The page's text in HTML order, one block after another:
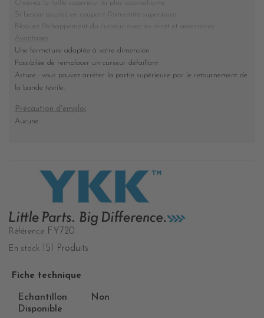
Choisiez la taille superieur la plus approchante
Si besoin ajustez en coupant l'extremité superieure
Bloquez l'échappement du curseur avec les arret et accessoires
Avantages
Une fermeture adaptée à votre dimension
Possibilée de remplacer un curseur défaillant
Astuce : vous pouvez arréter la partie supérieure par le retournement de
la bande textile.
Précaution d'emploi
Aucune
Référence FY720
En stock 151 Produits
Fiche technique
Echantillon
Disponible
Non